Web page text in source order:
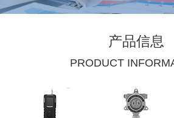
产品信息
PRODUCT